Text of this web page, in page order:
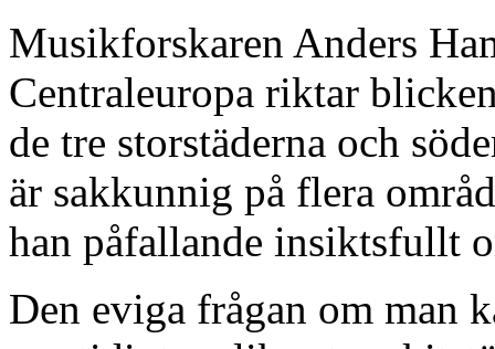
Musikforskaren Anders
Centraleuropa riktar
de tre storstäderna och
är sakkunnig på flera
han påfallande insiktsfullt
Den eviga frågan om man